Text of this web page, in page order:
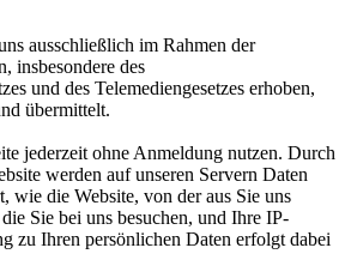
ausschließlich im Rahmen der
insbesondere des
und des Telemediengesetzes erhoben,
übermittelt.
jederzeit ohne Anmeldung nutzen. Durch
werden auf unseren Servern Daten
wie die Website, von der aus Sie uns
Sie bei uns besuchen, und Ihre IP-
zu Ihren persönlichen Daten erfolgt dabei